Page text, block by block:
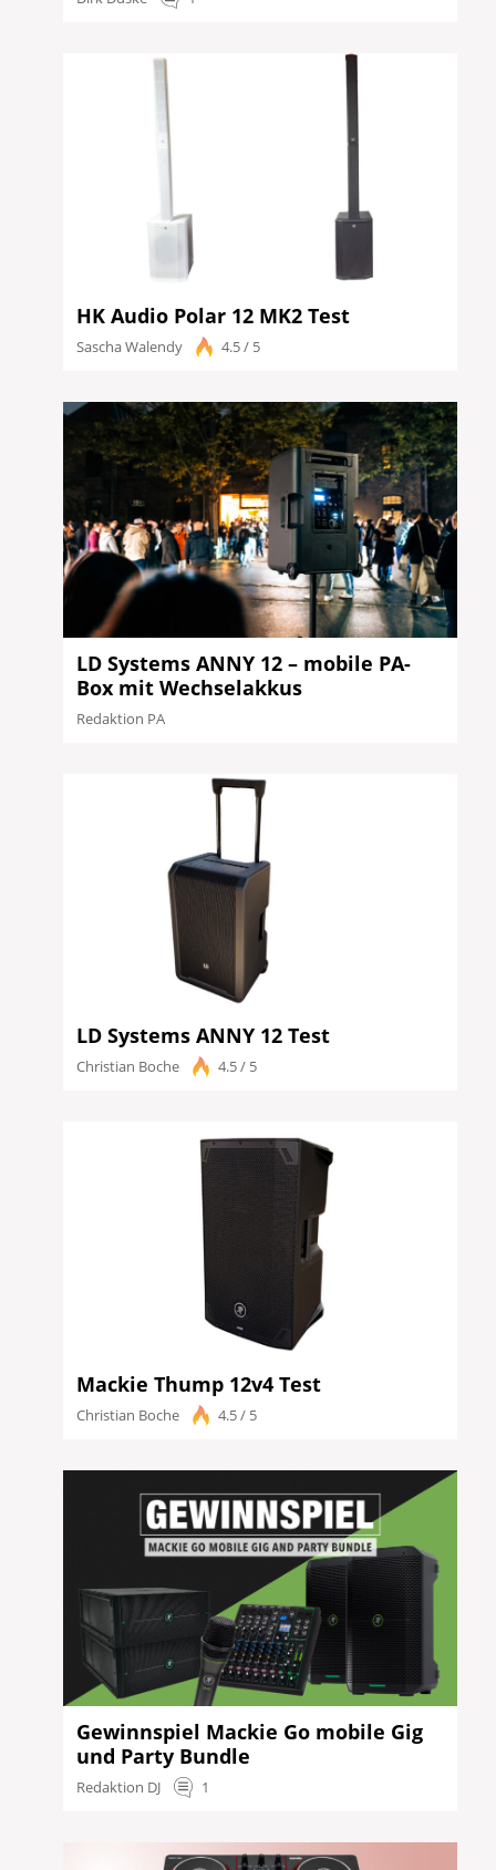
HK Audio Polar 12 MK2 Test
Sascha Walendy 4.5 / 5
LD Systems ANNY 12 – mobile PA-
Box mit Wechselakkus
Redaktion PA
LD Systems ANNY 12 Test
Christian Boche 4.5 / 5
Mackie Thump 12v4 Test
Christian Boche 4.5 / 5
Gewinnspiel Mackie Go mobile Gig
und Party Bundle
Redaktion DJ 1